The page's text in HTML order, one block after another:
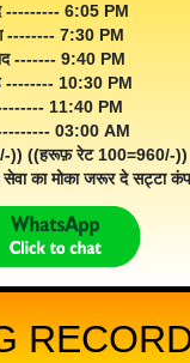
--------- 6:05 PM
-------- 7:30 PM
------- 9:40 PM
-------- 10:30 PM
11:40 PM
03:00 AM
)) ((हरूफ़ रेट 100=960/-))
का मोका जरूर दे सट्टा